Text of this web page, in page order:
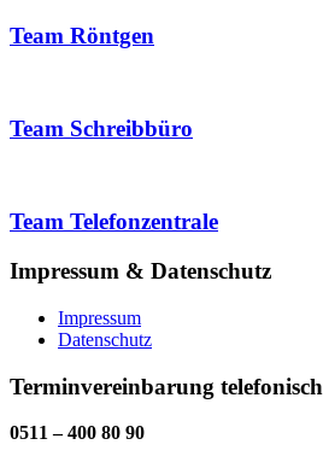
Team Röntgen
Team Schreibbüro
Team Telefonzentrale
Impressum & Datenschutz
Impressum
Datenschutz
Terminvereinbarung telefonisch
0511 – 400 80 90